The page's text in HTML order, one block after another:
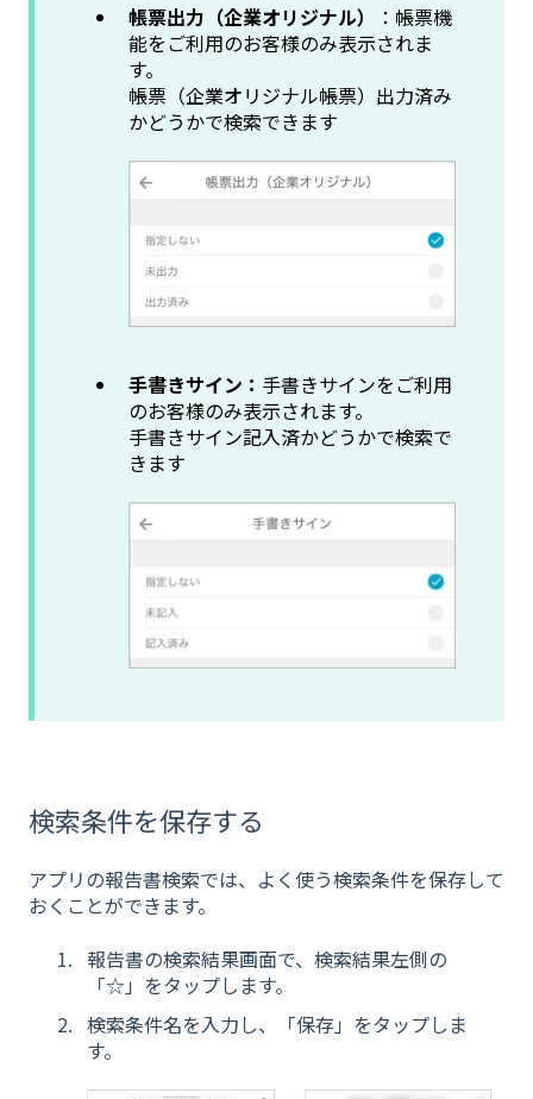
帳票出力（企業オリジナル）
：帳票機
能をご利用のお客様のみ表示されま
す。
帳票（企業オリジナル帳票）出力済み
かどうかで検索できます
手書きサイン： 手書きサインをご利用
のお客様のみ表示されます。
手書きサイン記入済かどうかで検索で
きます
検索条件を保存する
アプリの報告書検索では、よく使う検索条件を保存して
おくことができます。
報告書の検索結果画面で、検索結果左側の
「☆」をタップします。
検索条件名を入力し、「保存」をタップしま
す。